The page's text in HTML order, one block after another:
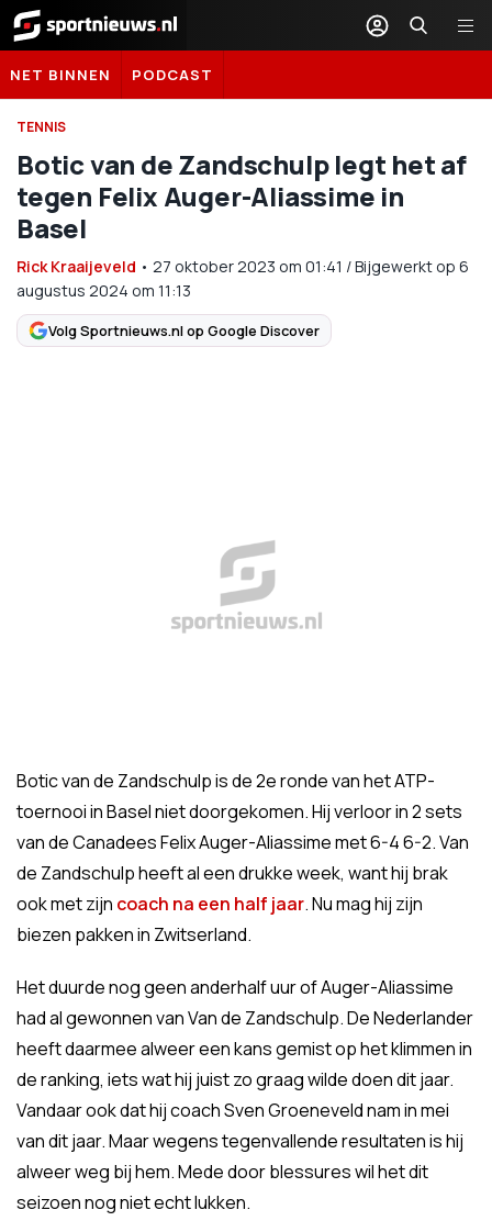
Sportnieuws.nl
NET BINNEN PODCAST
TENNIS
Botic van de Zandschulp legt het af
tegen Felix Auger-Aliassime in
Basel
Rick Kraaijeveld • 27 oktober 2023 om 01:41 /Bijgewerkt op 6
augustus 2024 om 11:13
Volg Sportnieuws.nl op Google Discover
Botic van de Zandschulp is de 2e ronde van het ATP-
toernooi in Basel niet doorgekomen. Hij verloor in 2 sets
van de Canadees Felix Auger-Aliassime met 6-4 6-2. Van
de Zandschulp heeft al een drukke week, want hij brak
ook met zijn coach na een half jaar. Nu mag hij zijn
biezen pakken in Zwitserland.
Het duurde nog geen anderhalf uur of Auger-Aliassime
had al gewonnen van Van de Zandschulp. De Nederlander
heeft daarmee alweer een kans gemist op het klimmen in
de ranking, iets wat hij juist zo graag wilde doen dit jaar.
Vandaar ook dat hij coach Sven Groeneveld nam in mei
van dit jaar. Maar wegens tegenvallende resultaten is hij
alweer weg bij hem. Mede door blessures wil het dit
seizoen nog niet echt lukken.